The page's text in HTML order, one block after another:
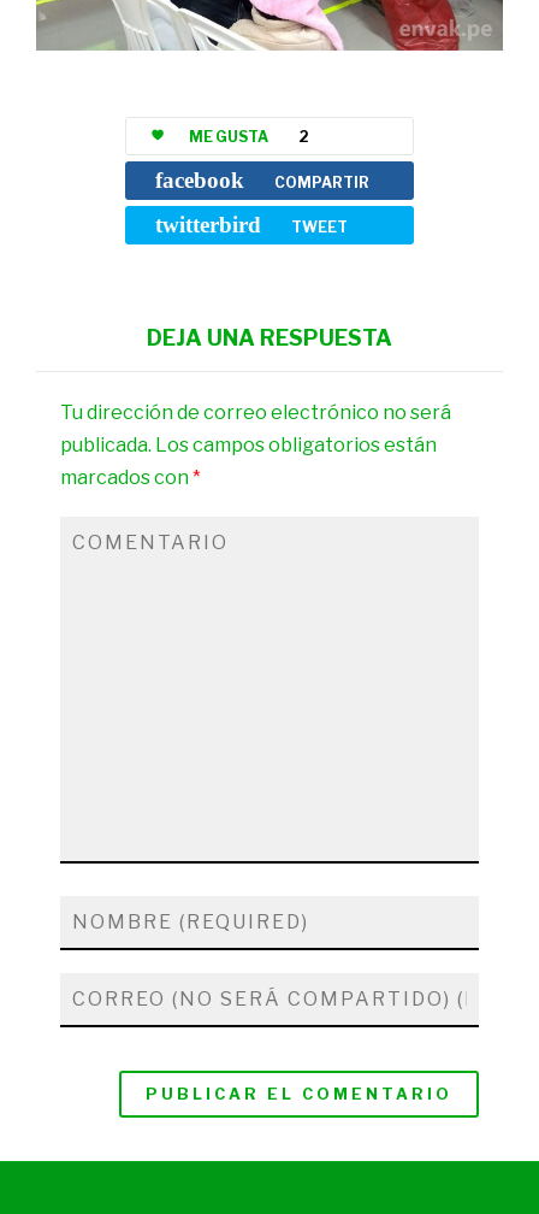
ME GUSTA 2
facebook COMPARTIR
twitterbird TWEET
DEJA UNA RESPUESTA
Tu dirección de correo electrónico no será
publicada. Los campos obligatorios están
marcados con*